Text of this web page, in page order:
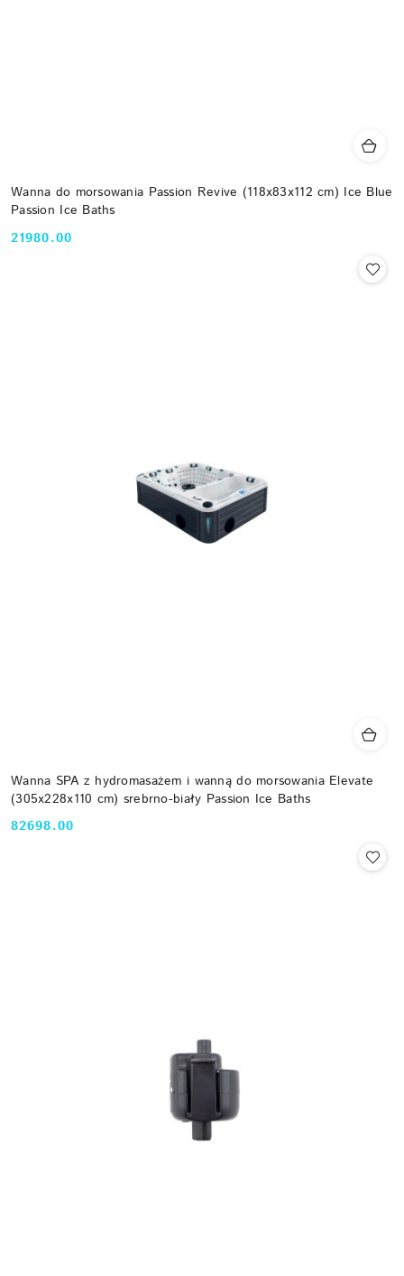
Wanna do morsowania Passion Revive (118x83x112 cm) Ice Blue
Passion Ice Baths
Cena:
21980.00
Wanna SPA z hydromasażem i wanną do morsowania Elevate
(305x228x110 cm) srebrno-biały Passion Ice Baths
Cena:
82698.00